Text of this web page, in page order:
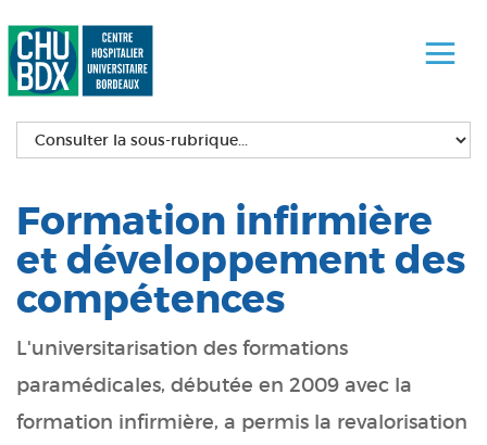
Formation infirmière
et développement des
compétences
L'universitarisation des formations
paramédicales, débutée en 2009 avec la
formation infirmière, a permis la revalorisation